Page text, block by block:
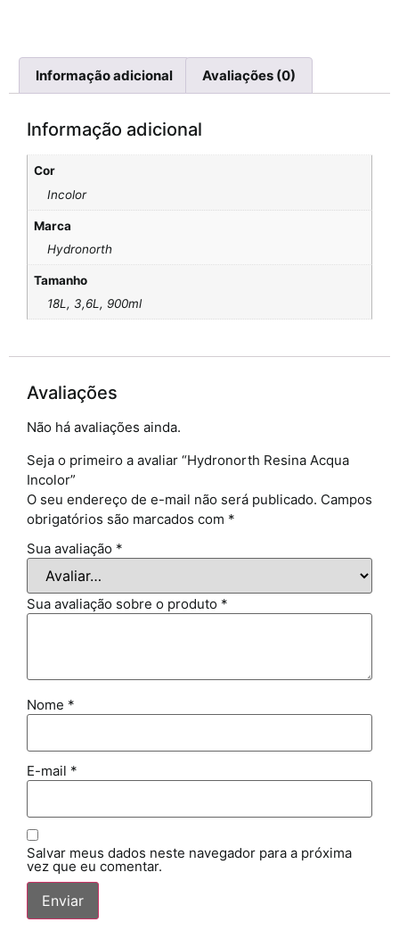
Informação adicional Avaliações (0)
Informação adicional
Cor
Incolor
Marca
Hydronorth
Tamanho
18L, 3,6L, 900ml
Avaliações
Não há avaliações ainda.
Seja o primeiro a avaliar “Hydronorth Resina Acqua
Incolor”
O seu endereço de e-mail não será publicado. Campos
obrigatórios são marcados com *
Sua avaliação *
Sua avaliação sobre o produto *
Nome *
E-mail *
Salvar meus dados neste navegador para a próxima
vez que eu comentar.